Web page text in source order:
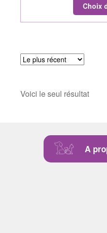
Choix
Voici le seul résultat
A